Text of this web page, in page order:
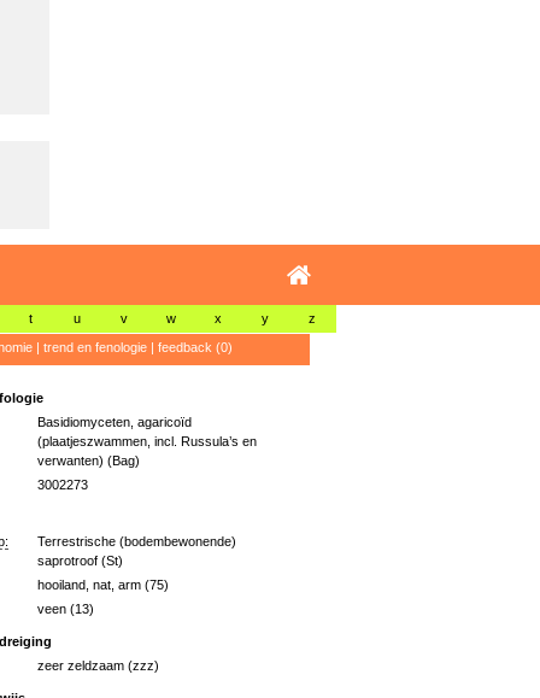
t u v w x y z
| trend en fenologie| feedback (0)
Basidiomyceten, agaricoïd
(plaatjeszwammen, incl. Russula’s en
verwanten) (Bag)
3002273
Terrestrische (bodembewonende)
saprotroof (St)
hooiland, nat, arm (75)
veen (13)
zeer zeldzaam (zzz)